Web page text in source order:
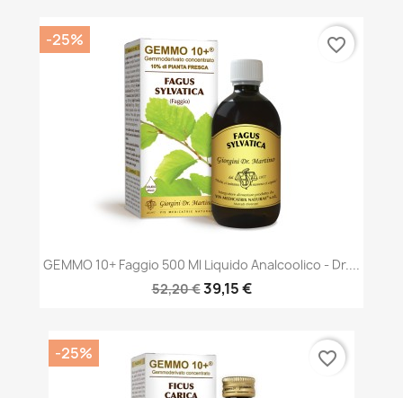
GEMMO 10+ Faggio 500 Ml Liquido Analcoolico - Dr....
52,20 €39,15 €
-25% favorite_border
-25% favorite_border